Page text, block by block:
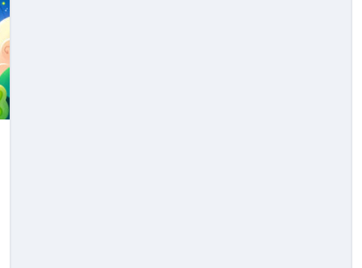
」取り扱い開始＆リリース記念キャンペーン【ムームードメ
ン」がもらえる超お得アプリ
るのか？勘定科目・仕訳・申告書記載方法
れが日本が残念な国になった理由です。国民は●●をしな
を妄想シナリオ検証してみた！ズボラ株投資
】一覧※YouTubeブログSNS共通
実に取り組むべき！ #shorts
っかからないための方法 #投資詐欺 #詐欺 #弁護士 #法律